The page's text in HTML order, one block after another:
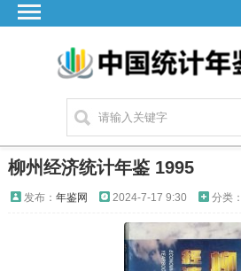
江苏
柳州经济统计年鉴 1995
发布： 年鉴网 2024-7-17 9:30 分类：